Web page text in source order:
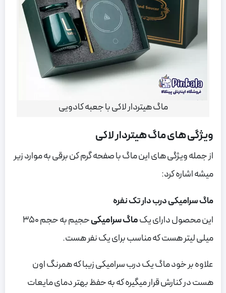
ماگ هیتردار لاکی با جعبه کادویی
ویژگی های ماگ هیتردار لاکی
از جمله ویژگی های این ماگ با صفحه گرم کن برقی به موارد زیر
میشه اشاره کرد:
ماگ سرامیکی درب دار تک نفره
این محصول دارای یکماگ سرامیکی
حجیم به حجم 350
میلی لیتر هست که مناسب برای یک نفر هست.
علاوه بر خود ماگ یک درب سرامیکی زیبا که همرنگ اون
هست در کنارش قرار میگیره که به حفظ بهتر دمای مایعات